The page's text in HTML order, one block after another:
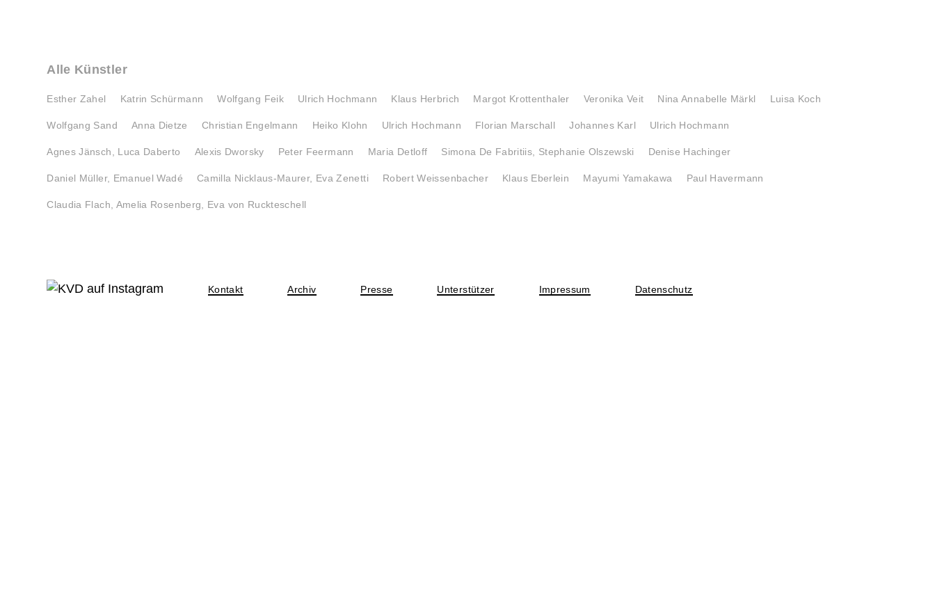
Alle Künstler
Esther Zahel Katrin Schürmann Wolfgang Feik Ulrich Hochmann Klaus Herbrich Margot Krottenthaler Veronika Veit Nina Annabelle Märkl Luisa Koch
Wolfgang Sand Anna Dietze Christian Engelmann Heiko Klohn Ulrich Hochmann Florian Marschall Johannes Karl Ulrich Hochmann
Agnes Jänsch, Luca Daberto Alexis Dworsky Peter Feermann Maria Detloff Simona De Fabritiis, Stephanie Olszewski Denise Hachinger
Daniel Müller, Emanuel Wadé Camilla Nicklaus-Maurer, Eva Zenetti Robert Weissenbacher Klaus Eberlein Mayumi Yamakawa Paul Havermann
Claudia Flach, Amelia Rosenberg, Eva von Ruckteschell
Kontakt Archiv Presse Unterstützer Impressum Datenschutz